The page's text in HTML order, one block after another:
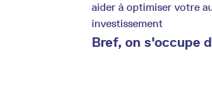
aider à optimiser votre
investissement
Bref, on s'occupe